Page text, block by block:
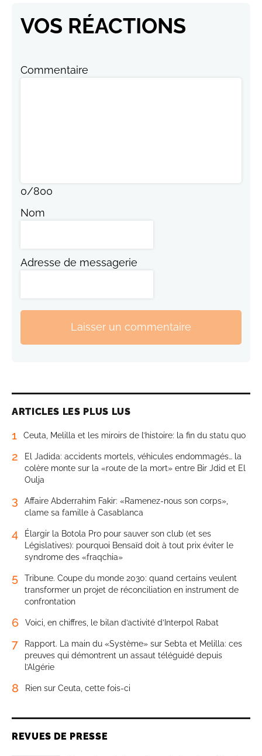
VOS RÉACTIONS
Commentaire
0/800
Nom
Adresse de messagerie
Laisser un commentaire
ARTICLES LES PLUS LUS
1 Ceuta, Melilla et les miroirs de l’histoire: la fin du statu quo
2
El Jadida: accidents mortels, véhicules endommagés… la
colère monte sur la «route de la mort» entre Bir Jdid et El
Oulja
3
Affaire Abderrahim Fakir: «Ramenez-nous son corps»,
clame sa famille à Casablanca
4
Élargir la Botola Pro pour sauver son club (et ses
Législatives): pourquoi Bensaïd doit à tout prix éviter le
syndrome des «fraqchia»
5
Tribune. Coupe du monde 2030: quand certains veulent
transformer un projet de réconciliation en instrument de
confrontation
6 Voici, en chiffres, le bilan d’activité d’Interpol Rabat
7
Rapport. La main du «Système» sur Sebta et Melilla: ces
preuves qui démontrent un assaut téléguidé depuis
l’Algérie
8 Rien sur Ceuta, cette fois-ci
REVUES DE PRESSE